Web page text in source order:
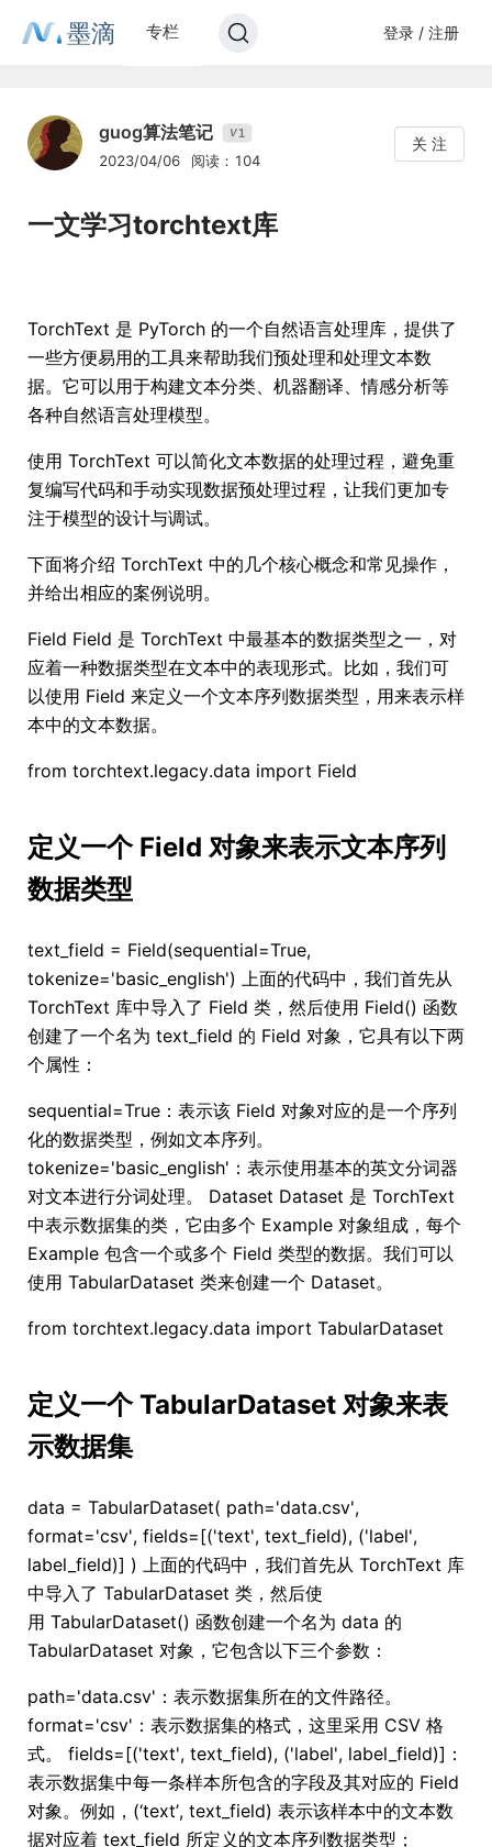
墨滴 专栏 登录 / 注册
guog算法笔记 V1
2023/04/06 阅读：104
关 注
一文学习torchtext库
TorchText 是 PyTorch 的一个自然语言处理库，提供了
一些方便易用的工具来帮助我们预处理和处理文本数
据。它可以用于构建文本分类、机器翻译、情感分析等
各种自然语言处理模型。
使用 TorchText 可以简化文本数据的处理过程，避免重
复编写代码和手动实现数据预处理过程，让我们更加专
注于模型的设计与调试。
下面将介绍 TorchText 中的几个核心概念和常见操作，
并给出相应的案例说明。
Field Field 是 TorchText 中最基本的数据类型之一，对
应着一种数据类型在文本中的表现形式。比如，我们可
以使用 Field 来定义一个文本序列数据类型，用来表示样
本中的文本数据。
from torchtext.legacy.data import Field
定义一个 Field 对象来表示文本序列
数据类型
text_field = Field(sequential=True,
tokenize='basic_english') 上面的代码中，我们首先从
TorchText 库中导入了 Field 类，然后使用 Field() 函数
创建了一个名为 text_field 的 Field 对象，它具有以下两
个属性：
sequential=True：表示该 Field 对象对应的是一个序列
化的数据类型，例如文本序列。
tokenize='basic_english'：表示使用基本的英文分词器
对文本进行分词处理。 Dataset Dataset 是 TorchText
中表示数据集的类，它由多个 Example 对象组成，每个
Example 包含一个或多个 Field 类型的数据。我们可以
使用 TabularDataset 类来创建一个 Dataset。
from torchtext.legacy.data import TabularDataset
定义一个 TabularDataset 对象来表
示数据集
data = TabularDataset( path='data.csv',
format='csv', fields=[('text', text_field), ('label',
label_field)] ) 上面的代码中，我们首先从 TorchText 库
中导入了 TabularDataset 类，然后使
用 TabularDataset() 函数创建一个名为 data 的
TabularDataset 对象，它包含以下三个参数：
path='data.csv'：表示数据集所在的文件路径。
format='csv'：表示数据集的格式，这里采用 CSV 格
式。 fields=[('text', text_field), ('label', label_field)]：
表示数据集中每一条样本所包含的字段及其对应的 Field
对象。例如，(‘text’, text_field) 表示该样本中的文本数
据对应着 text_field 所定义的文本序列数据类型；